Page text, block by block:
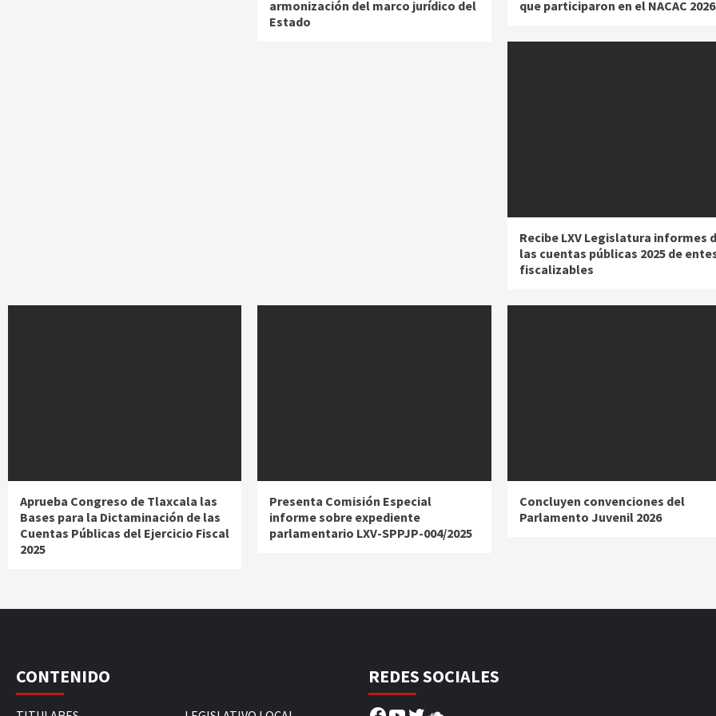
armonización del marco jurídico del
Estado
que participaron en el NACAC 2026
Recibe LXV Legislatura informes
las cuentas públicas 2025 de
fiscalizables
Aprueba Congreso de Tlaxcala las
Bases para la Dictaminación de las
Cuentas Públicas del Ejercicio Fiscal
2025
Presenta Comisión Especial
informe sobre expediente
parlamentario LXV-SPPJP-004/2025
Concluyen convenciones del
Parlamento Juvenil 2026
CONTENIDO REDES SOCIALES